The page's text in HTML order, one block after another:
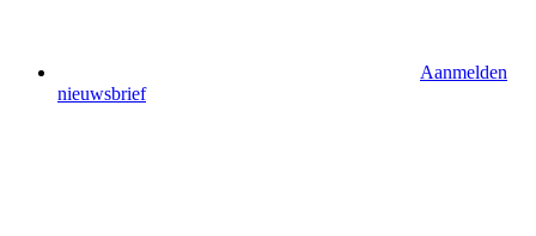
Aanmelden
nieuwsbrief